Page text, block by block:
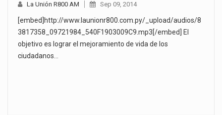
La Unión R800 AM Sep 09, 2014
[embed]http://www.launionr800.com.py/_upload/audios/8
3817358_09721984_540F1903009C9.mp3[/embed] El
objetivo es lograr el mejoramiento de vida de los
ciudadanos…